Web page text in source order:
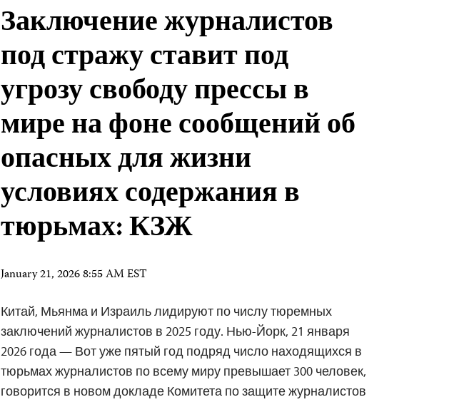
Заключение журналистов
под стражу ставит под
угрозу свободу прессы в
мире на фоне сообщений об
опасных для жизни
условиях содержания в
тюрьмах: КЗЖ
January 21, 2026 8:55 AM EST
Китай, Мьянма и Израиль лидируют по числу тюремных
заключений журналистов в 2025 году. Нью-Йорк, 21 января
2026 года — Вот уже пятый год подряд число находящихся в
тюрьмах журналистов по всему миру превышает 300 человек,
говорится в новом докладе Комитета по защите журналистов